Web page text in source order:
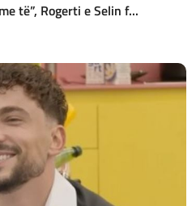
të”, Rogerti e Selin f...